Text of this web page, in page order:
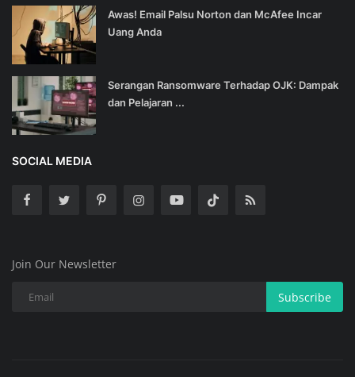
Awas! Email Palsu Norton dan McAfee Incar
Uang Anda
Serangan Ransomware Terhadap OJK: Dampak
dan Pelajaran ...
SOCIAL MEDIA
Join Our Newsletter
Subscribe